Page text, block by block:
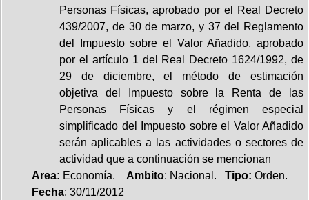
Personas Físicas, aprobado por el Real Decreto
439/2007, de 30 de marzo, y 37 del Reglamento
del Impuesto sobre el Valor Añadido, aprobado
por el artículo 1 del Real Decreto 1624/1992, de
29 de diciembre, el método de estimación
objetiva del Impuesto sobre la Renta de las
Personas Físicas y el régimen especial
simplificado del Impuesto sobre el Valor Añadido
serán aplicables a las actividades o sectores de
actividad que a continuación se mencionan
Area: Economía. Ambito: Nacional. Tipo: Orden.
Fecha: 30/11/2012